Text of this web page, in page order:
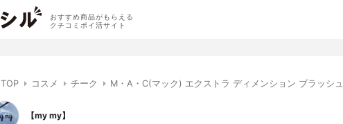
おすすめ商品がもらえる
クチコミポイ活サイト
TOP コスメ チーク M・A・C(マック) エクストラ ディメンション ブラッシュ
【my my】